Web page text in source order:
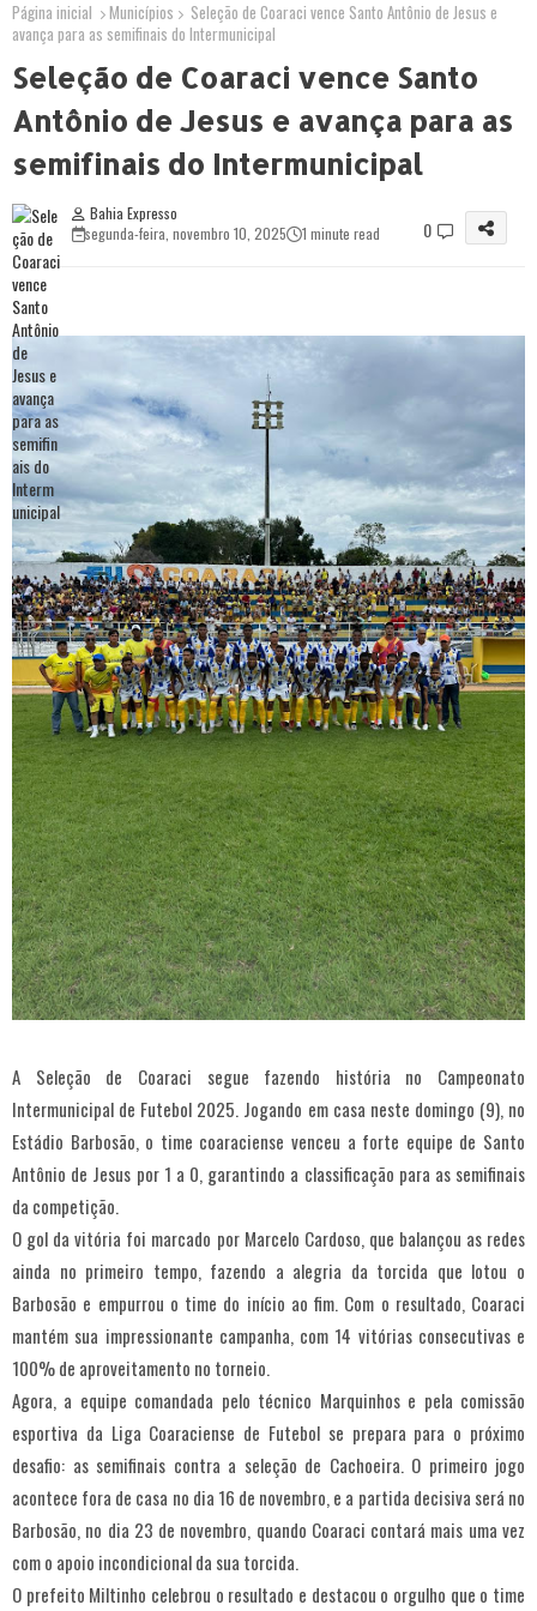
Página inicial Municípios
Seleção de Coaraci vence Santo Antônio de Jesus e
avança para as semifinais do Intermunicipal
Seleção de Coaraci vence Santo
Antônio de Jesus e avança para as
semifinais do Intermunicipal
Bahia Expresso
segunda-feira, novembro 10, 2025
1 minute read 0
A Seleção de Coaraci segue fazendo história no Campeonato
Intermunicipal de Futebol 2025. Jogando em casa neste domingo (9), no
Estádio Barbosão, o time coaraciense venceu a forte equipe de Santo
Antônio de Jesus por 1 a 0, garantindo a classificação para as semifinais
da competição.
O gol da vitória foi marcado por Marcelo Cardoso, que balançou as redes
ainda no primeiro tempo, fazendo a alegria da torcida que lotou o
Barbosão e empurrou o time do início ao fim. Com o resultado, Coaraci
mantém sua impressionante campanha, com 14 vitórias consecutivas e
100% de aproveitamento no torneio.
Agora, a equipe comandada pelo técnico Marquinhos e pela comissão
esportiva da Liga Coaraciense de Futebol se prepara para o próximo
desafio: as semifinais contra a seleção de Cachoeira. O primeiro jogo
acontece fora de casa no dia 16 de novembro, e a partida decisiva será no
Barbosão, no dia 23 de novembro, quando Coaraci contará mais uma vez
com o apoio incondicional da sua torcida.
O prefeito Miltinho celebrou o resultado e destacou o orgulho que o time